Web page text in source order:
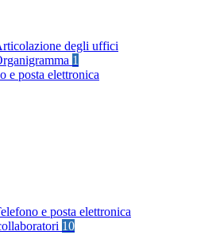
degli uffici
1
e posta elettronica
e posta elettronica
10